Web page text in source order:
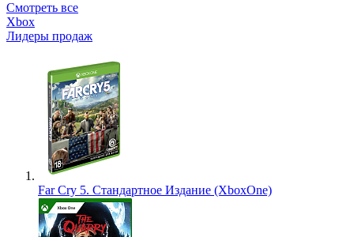
Смотреть все
Xbox
Лидеры продаж
Far Cry 5. Стандартное Издание (XboxOne)